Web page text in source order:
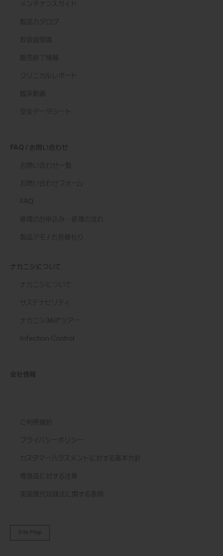
メンテナンスガイド
製品カタログ
取扱説明書
販売終了情報
クリニカルレポート
臨床動画
安全データシート
FAQ / お問い合わせ
お問い合わせ一覧
お問い合わせフォーム
FAQ
修理のお申込み・修理の流れ
製品デモ / お見積もり
ナカニシについて
ナカニシについて
サステナビリティ
ナカニシ360°ツアー
Infection Control
会社情報
ご利用規約
プライバシーポリシー
カスタマーハラスメントに対する基本方針
模倣品に対する注意
英国現代奴隷法に関する表明
Site Map